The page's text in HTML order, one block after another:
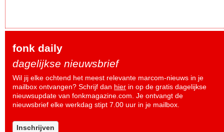
fonk daily
dagelijkse nieuwsbrief
Wil jij elke ochtend het meest relevante marcom-nieuws in je
mailbox ontvangen? Schrijf dan hier in op de gratis dagelijkse
nieuwsupdate van fonkmagazine.com. Je ontvangt de
nieuwsbrief elke werkdag stipt 7.00 uur in je mailbox.
Inschrijven